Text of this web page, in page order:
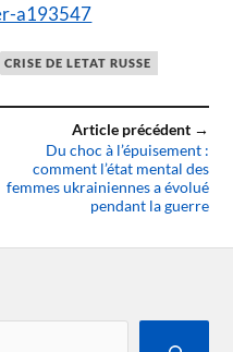
a193547
CRISE DE LETAT RUSSE
Article précédent →
Du choc à l’épuisement :
comment l’état mental des
femmes ukrainiennes a évolué
pendant la guerre